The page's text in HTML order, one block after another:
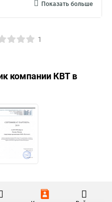
Показать больше
1
компании КВТ в